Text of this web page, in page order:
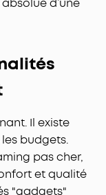
Il existe
budgets.
pas cher,
et qualité
"gadgets"